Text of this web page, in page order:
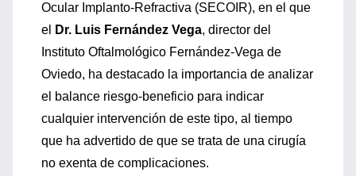
Ocular Implanto-Refractiva (SECOIR), en el que
el
Dr. Luis Fernández Vega, director del
Instituto Oftalmológico Fernández-Vega de
Oviedo, ha destacado la importancia de analizar
el balance riesgo-beneficio para indicar
cualquier intervención de este tipo, al tiempo
que ha advertido de que se trata de una cirugía
no exenta de complicaciones.